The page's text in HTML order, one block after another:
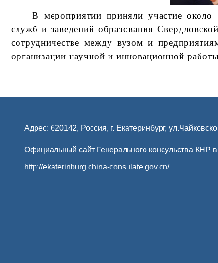
В мероприятии приняли участие около
служб и заведений образования
сотрудничестве между вузом и
организации научной и инновационной
Адрес: 620142, Россия, г. Екатеринбург,
Официальный сайт Генерального консульства КНР в
http://ekaterinburg.china-consulate.gov.cn/